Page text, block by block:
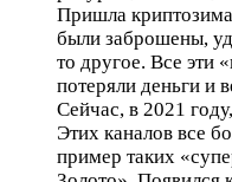
Пришла
были заброшены,
то другое. Все эти
потеряли деньги и
Сейчас, в 2021
Этих каналов все
пример таких